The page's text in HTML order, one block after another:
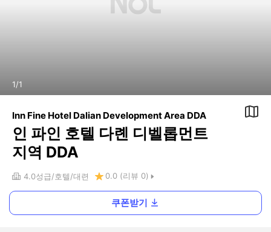
1/1
Inn Fine Hotel Dalian Development Area DDA
인 파인 호텔 다롄 디벨롭먼트
지역 DDA
4.0성급 호텔 대련 0.0 (리뷰 0)
쿠폰받기